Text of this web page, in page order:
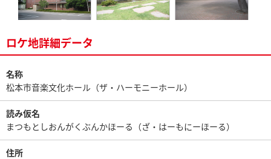
ロケ地詳細データ
名称
松本市音楽文化ホール（ザ・ハーモニーホール）
読み仮名
まつもとしおんがくぶんかほーる（ざ・はーもにーほーる）
住所